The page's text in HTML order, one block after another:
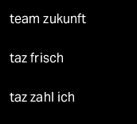
team zukunft
taz frisch
taz zahl ich